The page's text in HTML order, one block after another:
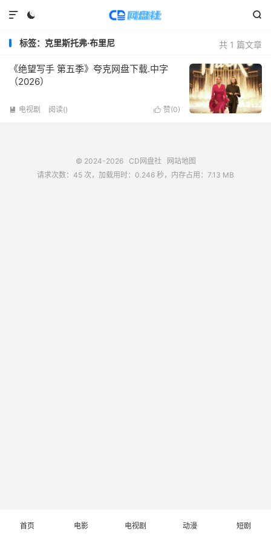
 

共 1 篇文章
标签：克里斯托弗·布里尼
《绝望写手 第五季》夸克网盘下载.中字
（2026）
 赞(0)
 电视剧 阅读()
© 2024-2026 CD网盘社
网站地图
请求次数：45 次，加载用时：0.246 秒，内存占用：7.13 MB
首页 电影 电视剧 动漫 短剧